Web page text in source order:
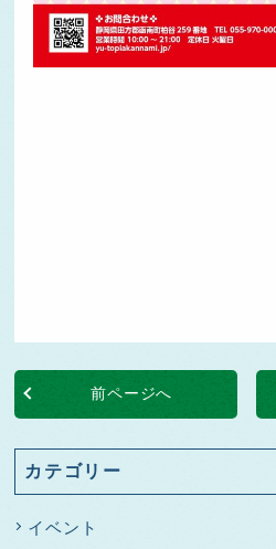
前ページへ
カテゴリー
イベント